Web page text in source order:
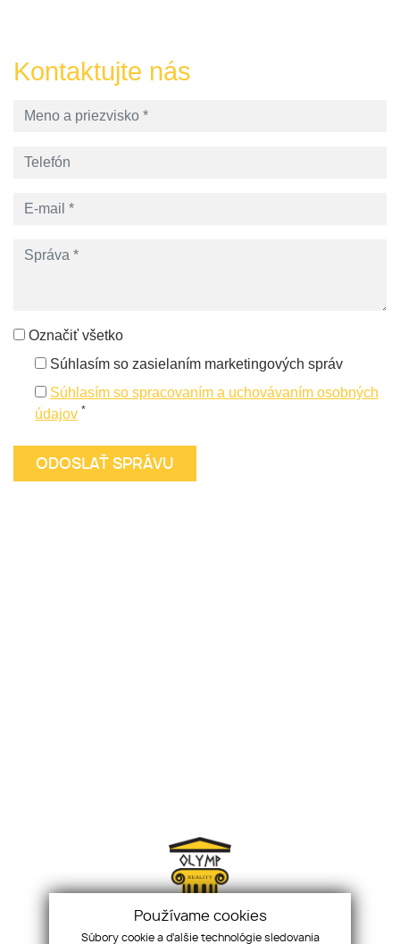
Kontaktujte nás
Označiť všetko
Súhlasím so zasielaním marketingových správ
Súhlasím so spracovaním a uchovávaním osobných
údajov *
Používame cookies
Súbory cookie a ďalšie technológie sledovania